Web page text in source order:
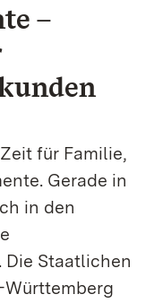
–
für Familie,
Gerade in
in den
Staatlichen
Württemberg